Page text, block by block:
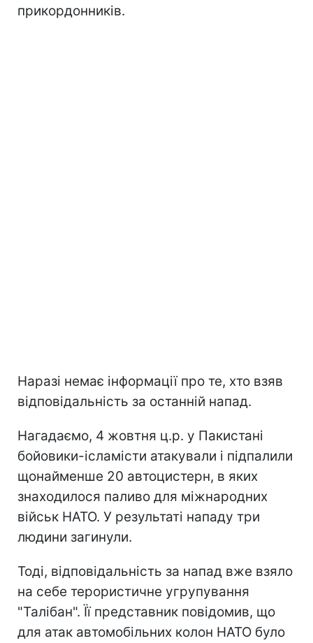
прикордонників.
Наразі немає інформації про те, хто взяв
відповідальність за останній напад.
Нагадаємо, 4 жовтня ц.р. у Пакистані
бойовики-ісламісти атакували і підпалили
щонайменше 20 автоцистерн, в яких
знаходилося паливо для міжнародних
військ НАТО. У результаті нападу три
людини загинули.
Тоді, відповідальність за напад вже взяло
на себе терористичне угрупування
"Талібан". Її представник повідомив, що
для атак автомобільних колон НАТО було